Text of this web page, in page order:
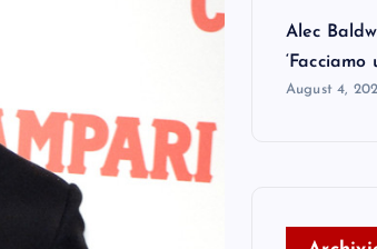
Alec
August 4,